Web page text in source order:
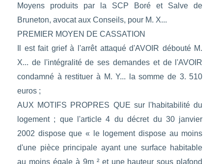
Moyens produits par la SCP Boré et Salve de
Bruneton, avocat aux Conseils, pour M. X...
PREMIER MOYEN DE CASSATION
Il est fait grief à l'arrêt attaqué d'AVOIR débouté M.
X... de l'intégralité de ses demandes et de l'AVOIR
condamné à restituer à M. Y... la somme de 3. 510
euros ;
AUX MOTIFS PROPRES QUE sur l'habitabilité du
logement ; que l'article 4 du décret du 30 janvier
2002 dispose que « le logement dispose au moins
d'une pièce principale ayant une surface habitable
au moins égale à 9m ² et une hauteur sous plafond